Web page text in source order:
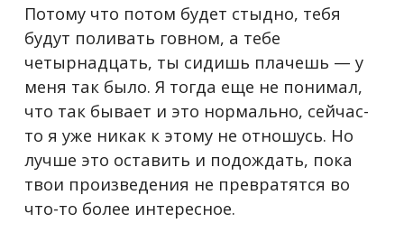
Потому что потом будет стыдно, тебя
будут поливать говном, а тебе
четырнадцать, ты сидишь плачешь — у
меня так было. Я тогда еще не понимал,
что так бывает и это нормально, сейчас-
то я уже никак к этому не отношусь. Но
лучше это оставить и подождать, пока
твои произведения не превратятся во
что-то более интересное.